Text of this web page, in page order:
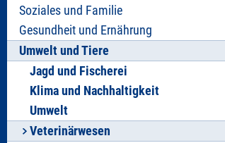
Soziales und Familie
Gesundheit und Ernährung
Umwelt und Tiere
Jagd und Fischerei
Klima und Nachhaltigkeit
Umwelt
Veterinärwesen